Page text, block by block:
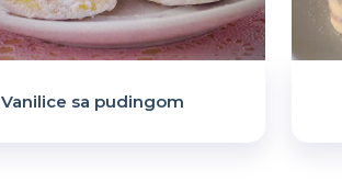
Vanilice sa pudingom